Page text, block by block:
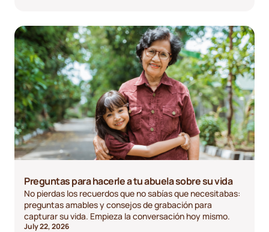
Preguntas para hacerle a tu abuela sobre su vida
No pierdas los recuerdos que no sabías que necesitabas:
preguntas amables y consejos de grabación para
capturar su vida. Empieza la conversación hoy mismo.
July 22, 2026